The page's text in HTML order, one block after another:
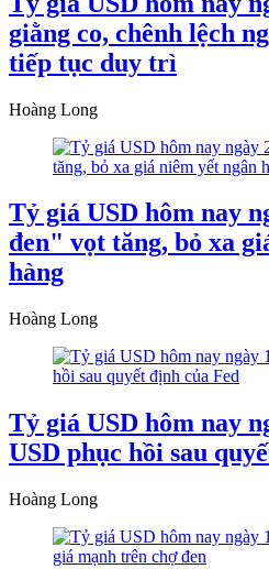
giằng co, chênh lệch
tiếp tục duy trì
Hoàng Long
Tỷ giá USD hôm nay
đen" vọt tăng, bỏ xa
hàng
Hoàng Long
Tỷ giá USD hôm nay
USD phục hồi sau
Hoàng Long